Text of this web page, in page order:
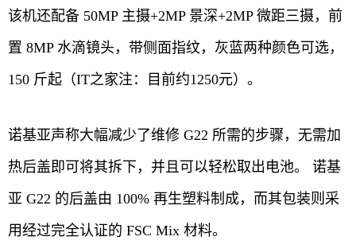
该机还配备 50MP 主摄+2MP 景深+2MP 微距三摄，前
置 8MP 水滴镜头，带侧面指纹，灰蓝两种颜色可选，
150 斤起（IT之家注：目前约1250元）。
诺基亚声称大幅减少了维修 G22 所需的步骤，无需加
热后盖即可将其拆下，并且可以轻松取出电池。 诺基
亚 G22 的后盖由 100% 再生塑料制成，而其包装则采
用经过完全认证的 FSC Mix 材料。